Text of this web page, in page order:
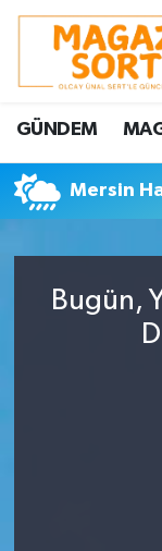
GÜNDEM
Mersin
Bugün,
Nöbetçi
Hava
Trafik
Tüm